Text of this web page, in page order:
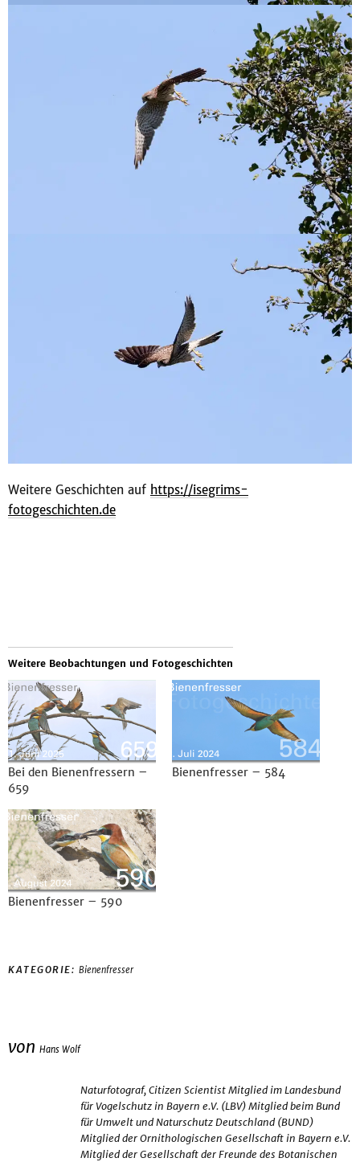
Weitere Geschichten auf https://isegrims-
fotogeschichten.de
Weitere Beobachtungen und Fotogeschichten
Bei den Bienenfressern –
659
Bienenfresser – 584
Bienenfresser – 590
KATEGORIE: Bienenfresser
von Hans Wolf
Naturfotograf, Citizen Scientist Mitglied im Landesbund
für Vogelschutz in Bayern e.V. (LBV) Mitglied beim Bund
für Umwelt und Naturschutz Deutschland (BUND)
Mitglied der Ornithologischen Gesellschaft in Bayern e.V.
Mitglied der Gesellschaft der Freunde des Botanischen